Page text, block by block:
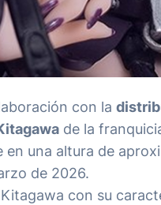
con la
de la
una altura de
de 2026.
con su